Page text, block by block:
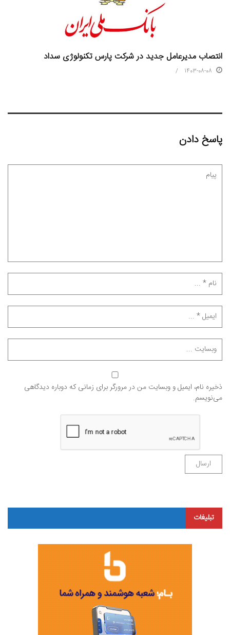
انتصاب مدیرعامل جدید در شرکت پارس تکنولوژی سداد
1403-08-08
پاسخ دادن
ذخیره نام، ایمیل و وبسایت من در مرورگر برای زمانی که دوباره دیدگاهی
می‌نویسم.
تبلیغات